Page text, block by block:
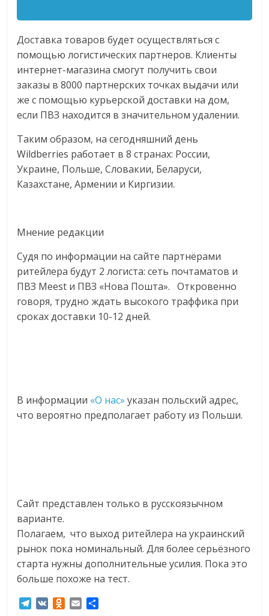
Доставка товаров будет осуществляться с
помощью логистических партнеров. Клиенты
интернет-магазина смогут получить свои
заказы в 8000 партнерских точках выдачи или
же с помощью курьерской доставки на дом,
если ПВЗ находится в значительном удалении.
Таким образом, на сегодняшний день
Wildberries работает в 8 странах: России,
Украине, Польше, Словакии, Беларуси,
Казахстане, Армении и Киргизии.
Мнение редакции
Судя по информации на сайте партнёрами
ритейлера будут 2 логиста: сеть почтаматов и
ПВЗ Meest и ПВЗ «Нова Пошта». Откровенно
говоря, трудно ждать высокого траффика при
сроках доставки 10-12 дней.
В информации «О нас» указан польский адрес,
что вероятно предполагает работу из Польши.
Сайт представлен только в русскоязычном
варианте.
Полагаем, что выход ритейлера на украинский
рынок пока номинальный. Для более серьёзного
старта нужны дополнительные усилия. Пока это
больше похоже на тест.
T
O